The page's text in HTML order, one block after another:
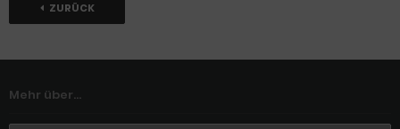
ZURÜCK
Mehr über...